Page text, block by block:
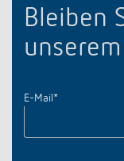
Bleiben
E-Mail *